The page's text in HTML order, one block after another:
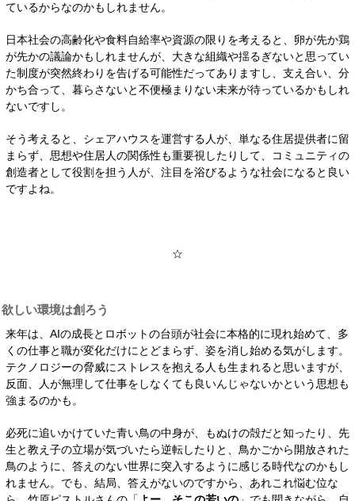
ているからなのかもしれません。
日本社会の高齢化や食料自給率や資源の限りを考えると、卵が先か鶏
が先かの議論かもしれませんが、大きな組織や揺るぎないと思ってい
た制度が突然終わりを告げる可能性だってありますし、支え合い、分
かち合って、暮らさないと不便極まりない未来が待っているかもしれ
ないですし。
そう考えると、シェアハウスを運営する人が、単なる住居提供者に留
まらず、思想や住居人の関係性も重要視したりして、コミュニティの
創造者として役割を担う人が、注目を浴びるような社会になると良い
ですよね。
☆
欲しい環境は創ろう
来年は、AIの成長とロボットの台頭が社会に本格的に現れ始めて、多
くの仕事と職が変化だけにとどまらず、姿を消し始める気がします。
テクノロジーの脅威にストレスを抱える人も生まれると思いますが、
反面、人が無理して仕事をしなくても良いんじゃないかという思想も
強まるのかも。
必死に追いかけていた青い鳥の中身が、もぬけの殻だと知ったり、先
生と教え子の立場が気づいたら逆転したりと、鳥かごから開放された
鳥のように、答えのない世界に突入するように感じる時代なのかもし
れません。でも、結局、答えがないのですから、あれこれ悩む位な